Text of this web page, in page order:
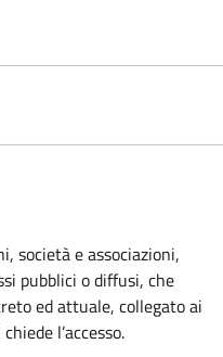
società e associazioni,
pubblici o diffusi, che
ed attuale, collegato ai
l’accesso.